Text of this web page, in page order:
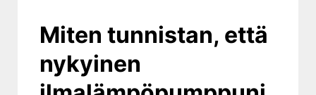
Miten tunnistan, että
nykyinen